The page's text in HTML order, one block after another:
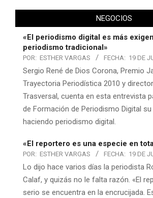
NEGOCIOS
«El periodismo digital es más
periodismo tradicional»
POR: ESTHER VARGAS FECHA: 19 DE
Sergio René de Dios Corona, Premio
Trayectoria Periodística 2010 y
Trasversal, cuenta en esta entrevista
de Formación de Periodismo Digital
haciendo periodismo digital.
«El reportero es una especie en
POR: ESTHER VARGAS FECHA: 19 DE
Lo dijo hace varios días la periodista
Calaf, y quizás no le falta razón. «El
serio se encuentra en la encrucijada.